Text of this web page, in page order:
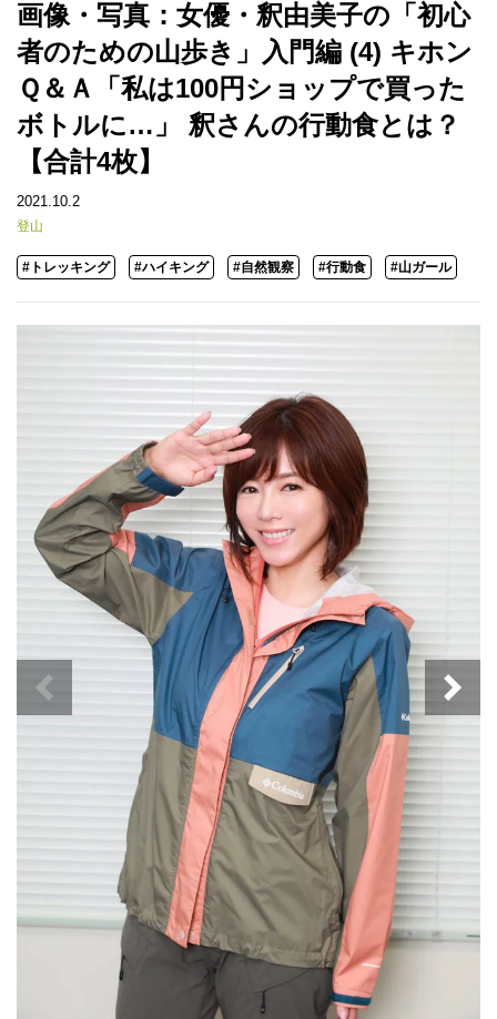
画像・写真：女優・釈由美子の「初心
者のための山歩き」入門編 (4) キホン
Ｑ＆Ａ「私は100円ショップで買った
ボトルに…」 釈さんの行動食とは？
【合計4枚】
2021.10.2
登山
#トレッキング #ハイキング #自然観察 #行動食 #山ガール